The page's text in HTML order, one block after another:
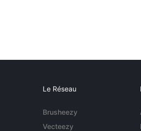
Le Réseau
Brusheezy
Vecteezy